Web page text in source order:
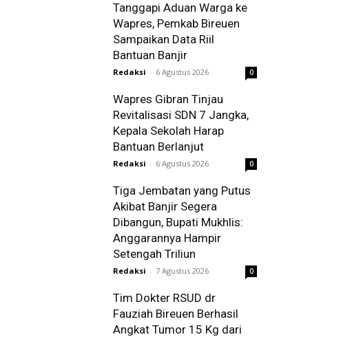
Tanggapi Aduan Warga ke
Wapres, Pemkab Bireuen
Sampaikan Data Riil
Bantuan Banjir
Redaksi - 6 Agustus 2026 0
Wapres Gibran Tinjau
Revitalisasi SDN 7 Jangka,
Kepala Sekolah Harap
Bantuan Berlanjut
Redaksi - 6 Agustus 2026 0
Tiga Jembatan yang Putus
Akibat Banjir Segera
Dibangun, Bupati Mukhlis:
Anggarannya Hampir
Setengah Triliun
Redaksi - 7 Agustus 2026 0
Tim Dokter RSUD dr
Fauziah Bireuen Berhasil
Angkat Tumor 15 Kg dari